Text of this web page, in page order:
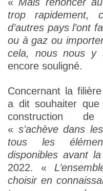
trop rapidement,
d’autres pays l’ont
ou à gaz ou
cela, nous nous y
encore souligné.
Concernant la
a dit souhaiter que
construction
« s’achève dans
tous les
disponibles avant
2022. «
choisir en